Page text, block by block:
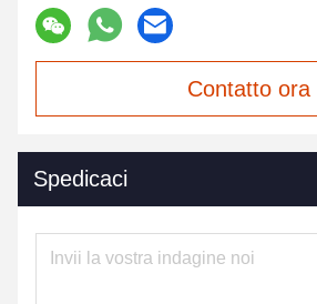
Contatto ora
Spedicaci